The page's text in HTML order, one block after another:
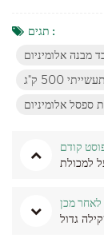
תגים :
מבנה אלומיניום
500 ק"ג
ספסל אלומיניום
קודם
למכולת
לאחר מכן